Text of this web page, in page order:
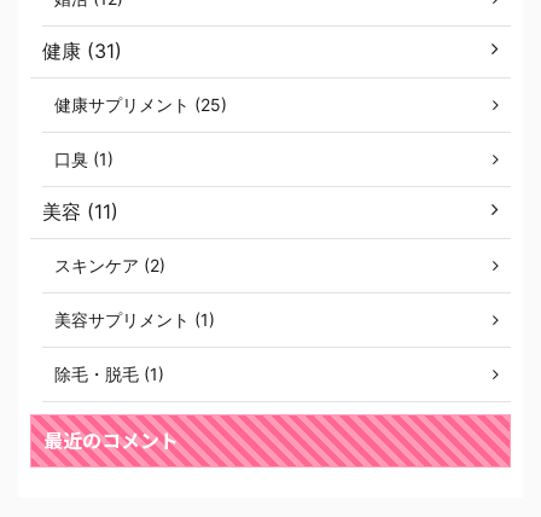
健康 (31)
健康サプリメント (25)
口臭 (1)
美容 (11)
スキンケア (2)
美容サプリメント (1)
除毛・脱毛 (1)
最近のコメント